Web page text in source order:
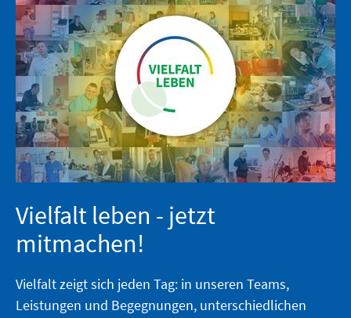
Vielfalt leben - jetzt
mitmachen!
Vielfalt zeigt sich jeden Tag: in unseren Teams,
Leistungen und Begegnungen, unterschiedlichen